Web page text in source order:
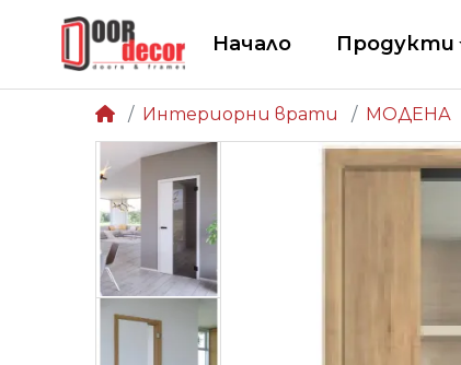
Начало Продукти
Интериорни врати МОДЕНА